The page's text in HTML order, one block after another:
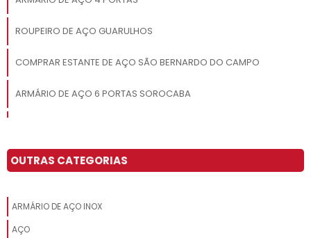
ROUPEIRO DE AÇO GUARULHOS
COMPRAR ESTANTE DE AÇO SÃO BERNARDO DO CAMPO
ARMÁRIO DE AÇO 6 PORTAS SOROCABA
CADEIRA EAMES SACOMÃ
OUTRAS CATEGORIAS
ARMÁRIO DE AÇO INOX
AÇO